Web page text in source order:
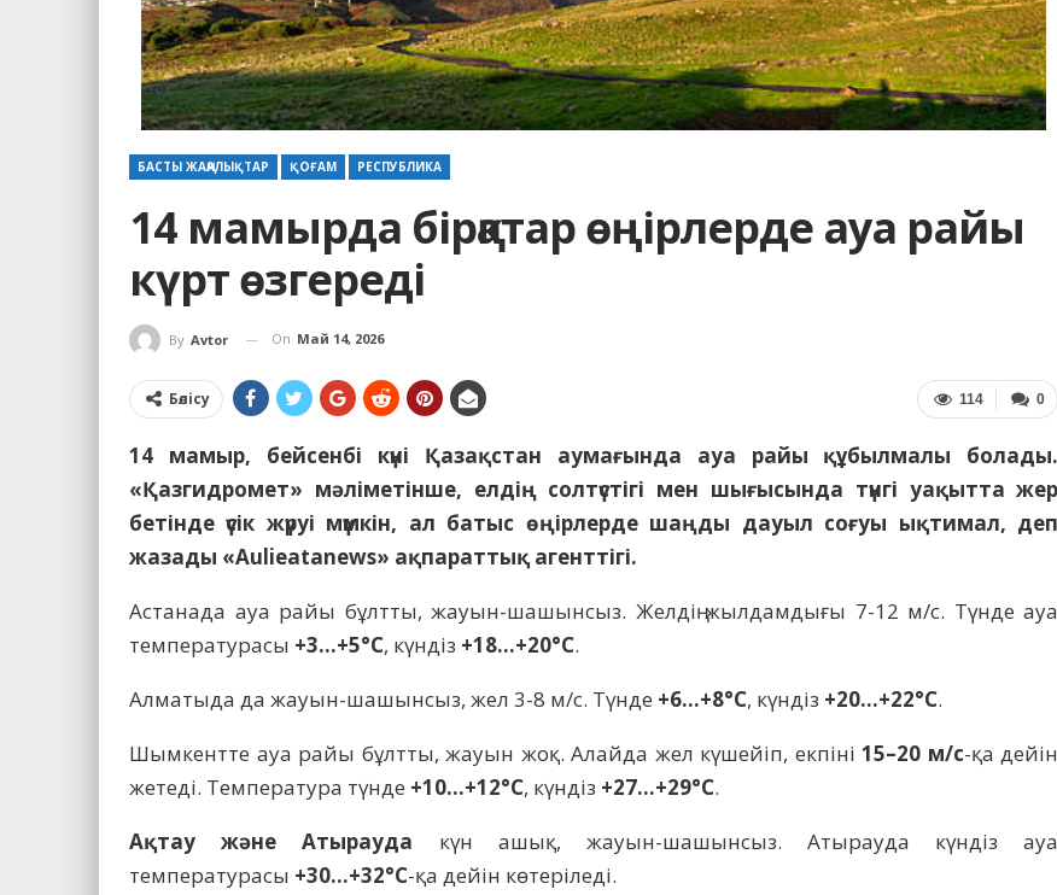
БАСТЫ ЖАҢАЛЫҚТАР ҚОҒАМ РЕСПУБЛИКА
14 мамырда бірқатар өңірлерде ауа райы
күрт өзгереді
By Avtor On Май 14, 2026
0
114
Бөлісу
14 мамыр, бейсенбі күні Қазақстан аумағында ауа райы құбылмалы болады.
«Қазгидромет» мәліметінше, елдің солтүстігі мен шығысында түнгі уақытта жер
бетінде үсік жүруі мүмкін, ал батыс өңірлерде шаңды дауыл соғуы ықтимал, деп
жазады «Aulieatanews» ақпараттық агенттігі.
Астанада ауа райы бұлтты, жауын-шашынсыз. Желдің жылдамдығы 7-12 м/с. Түнде ауа
температурасы +3…+5°C, күндіз +18…+20°C.
Алматыда да жауын-шашынсыз, жел 3-8 м/с. Түнде +6…+8°C, күндіз +20…+22°C.
Шымкентте ауа райы бұлтты, жауын жоқ. Алайда жел күшейіп, екпіні15–20 м/с-қа дейін
жетеді. Температура түнде +10…+12°C, күндіз +27…+29°C.
Ақтау және Атырауда күн ашық, жауын-шашынсыз. Атырауда күндіз ауа
температурасы +30…+32°C-қа дейін көтеріледі.